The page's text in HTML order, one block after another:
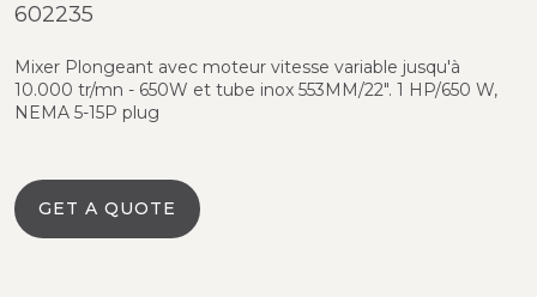
602235
Mixer Plongeant avec moteur vitesse variable jusqu'à
10.000 tr/mn - 650W et tube inox 553MM/22". 1 HP/650 W,
NEMA 5-15P plug
GET A QUOTE